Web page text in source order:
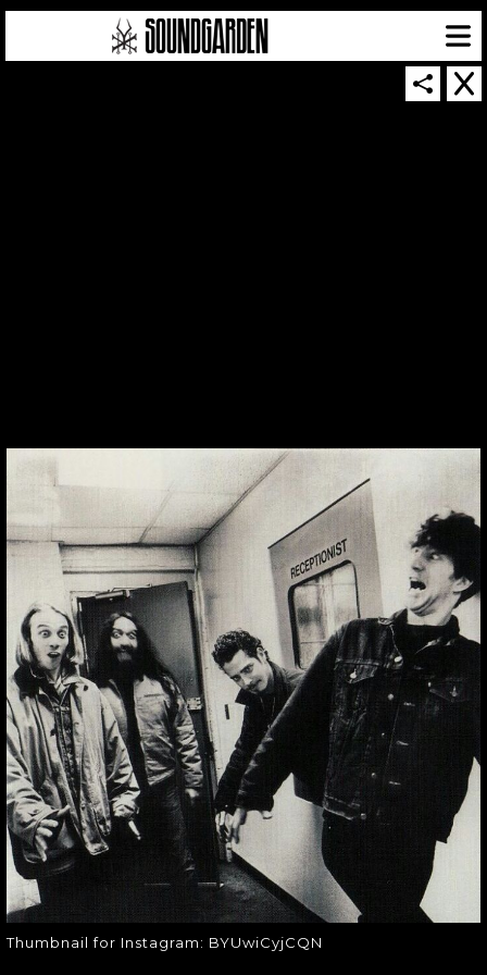
Thumbnail for Instagram: BYUwiCyjCQN
THUMBNAIL FOR
INSTAGRAM:
BYUWICYJCQN
Thumbnail for Instagram:
BYUwiCyjCQN